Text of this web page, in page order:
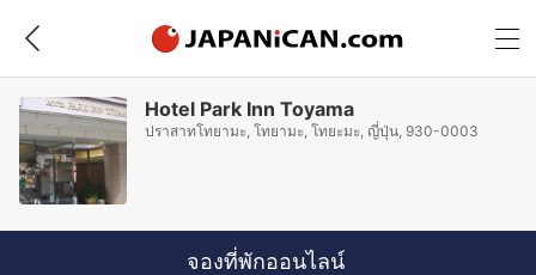
Hotel Park Inn Toyama
ปราสาทโทยามะ, โทยามะ, โทยะมะ, ญี่ปุ่น, 930-0003
จองที่พักออนไลน์